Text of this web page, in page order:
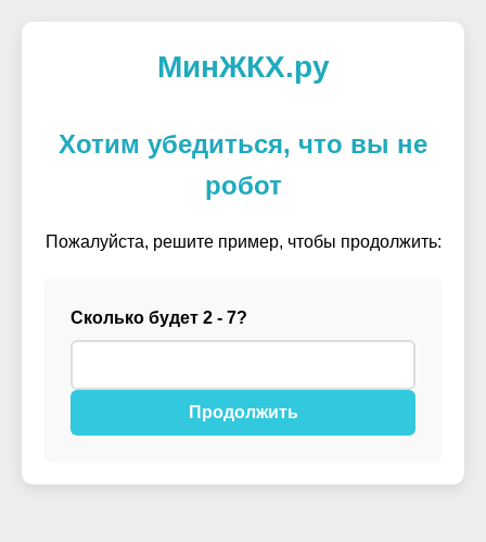
МинЖКХ.ру
Хотим убедиться, что вы не
робот
Пожалуйста, решите пример, чтобы продолжить:
Сколько будет 2 - 7?
Продолжить